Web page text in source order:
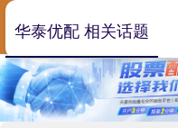
华泰优配 相关话题